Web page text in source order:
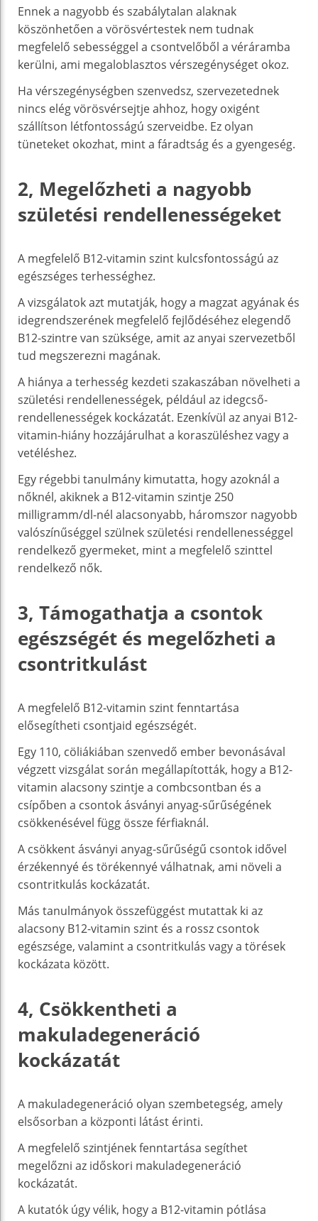
Ennek a nagyobb és szabálytalan alaknak
köszönhetően a vörösvértestek nem tudnak
megfelelő sebességgel a csontvelőből a véráramba
kerülni, ami megaloblasztos vérszegénységet okoz.
Ha vérszegénységben szenvedsz, szervezetednek
nincs elég vörösvérsejtje ahhoz, hogy oxigént
szállítson létfontosságú szerveidbe. Ez olyan
tüneteket okozhat, mint a fáradtság és a gyengeség.
2, Megelőzheti a nagyobb
születési rendellenességeket
A megfelelő B12-vitamin szint kulcsfontosságú az
egészséges terhességhez.
A vizsgálatok azt mutatják, hogy a magzat agyának és
idegrendszerének megfelelő fejlődéséhez elegendő
B12-szintre van szüksége, amit az anyai szervezetből
tud megszerezni magának.
A hiánya a terhesség kezdeti szakaszában növelheti a
születési rendellenességek, például az idegcső-
rendellenességek kockázatát. Ezenkívül az anyai B12-
vitamin-hiány hozzájárulhat a koraszüléshez vagy a
vetéléshez.
Egy régebbi tanulmány kimutatta, hogy azoknál a
nőknél, akiknek a B12-vitamin szintje 250
milligramm/dl-nél alacsonyabb, háromszor nagyobb
valószínűséggel szülnek születési rendellenességgel
rendelkező gyermeket, mint a megfelelő szinttel
rendelkező nők.
3, Támogathatja a csontok
egészségét és megelőzheti a
csontritkulást
A megfelelő B12-vitamin szint fenntartása
elősegítheti csontjaid egészségét.
Egy 110, cöliákiában szenvedő ember bevonásával
végzett vizsgálat során megállapították, hogy a B12-
vitamin alacsony szintje a combcsontban és a
csípőben a csontok ásványi anyag-sűrűségének
csökkenésével függ össze férfiaknál.
A csökkent ásványi anyag-sűrűségű csontok idővel
érzékennyé és törékennyé válhatnak, ami növeli a
csontritkulás kockázatát.
Más tanulmányok összefüggést mutattak ki az
alacsony B12-vitamin szint és a rossz csontok
egészsége, valamint a csontritkulás vagy a törések
kockázata között.
4, Csökkentheti a
makuladegeneráció
kockázatát
A makuladegeneráció olyan szembetegség, amely
elsősorban a központi látást érinti.
A megfelelő szintjének fenntartása segíthet
megelőzni az időskori makuladegeneráció
kockázatát.
A kutatók úgy vélik, hogy a B12-vitamin pótlása